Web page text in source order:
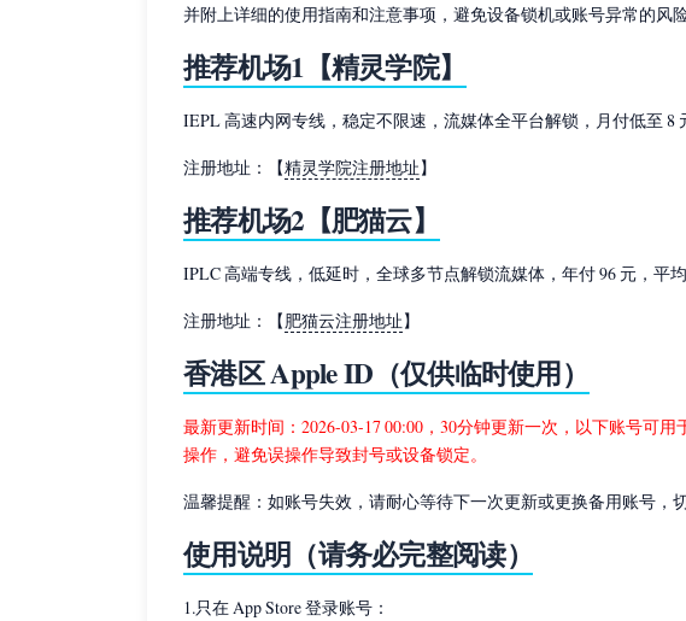
并附上详细的使用指南和注意事项，避免设备锁机或账号异常的风险
推荐机场1【精灵学院】
IEPL 高速内网专线，稳定不限速，流媒体全平台解锁，月付低至 8
注册地址：【精灵学院注册地址】
推荐机场2【肥猫云】
IPLC 高端专线，低延时，全球多节点解锁流媒体，年付 96 元，平
注册地址：【肥猫云注册地址】
香港区 Apple ID（仅供临时使用）
最新更新时间：2026-03-17 00:00，30分钟更新一次，以下账号可
操作，避免误操作导致封号或设备锁定。
温馨提醒：如账号失效，请耐心等待下一次更新或更换备用账号，
使用说明（请务必完整阅读）
1.只在 App Store 登录账号：